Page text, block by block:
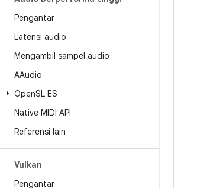
Pengantar
Latensi audio
Mengambil sampel audio
AAudio
OpenSL ES
Native MIDI API
Referensi lain
Vulkan
Pengantar